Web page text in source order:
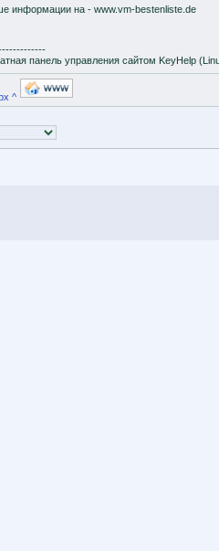
информации на - www.vm-bestenliste.de
панель управления сайтом KeyHelp
^